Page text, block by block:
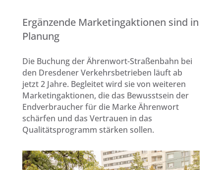
Ergänzende Marketingaktionen sind in
Planung
Die Buchung der Ährenwort-Straßenbahn bei
den Dresdener Verkehrsbetrieben läuft ab
jetzt 2 Jahre. Begleitet wird sie von weiteren
Marketingaktionen, die das Bewusstsein der
Endverbraucher für die Marke Ährenwort
schärfen und das Vertrauen in das
Qualitätsprogramm stärken sollen.